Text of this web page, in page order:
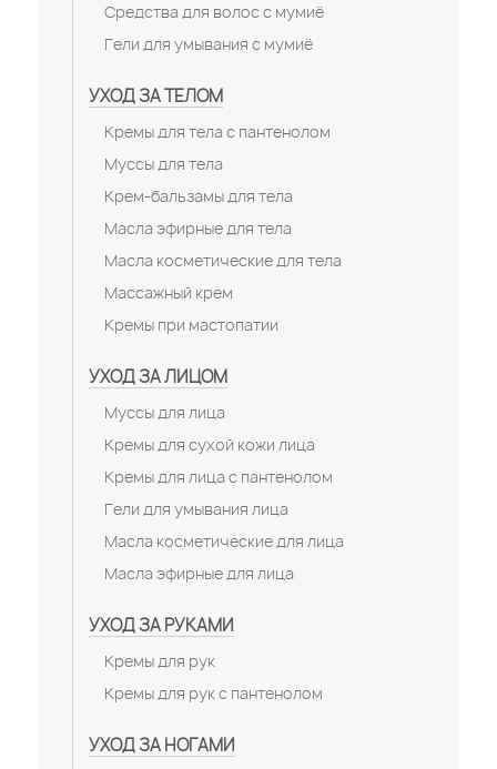
Средства для волос с мумиё
Гели для умывания с мумиё
УХОД ЗА ТЕЛОМ
Кремы для тела с пантенолом
Муссы для тела
Крем-бальзамы для тела
Масла эфирные для тела
Масла косметические для тела
Массажный крем
Кремы при мастопатии
УХОД ЗА ЛИЦОМ
Муссы для лица
Кремы для сухой кожи лица
Кремы для лица с пантенолом
Гели для умывания лица
Масла косметические для лица
Масла эфирные для лица
УХОД ЗА РУКАМИ
Кремы для рук
Кремы для рук с пантенолом
УХОД ЗА НОГАМИ